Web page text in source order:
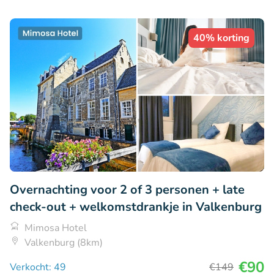
40% korting
Overnachting voor 2 of 3 personen + late
check-out + welkomstdrankje in Valkenburg
Mimosa Hotel
Valkenburg (8km)
Verkocht: 49
€149 €90